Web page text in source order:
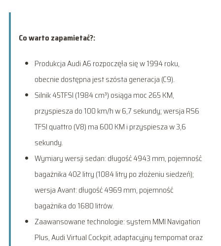
Co warto zapamietać?:
Produkcja Audi A6 rozpoczęła się w 1994 roku,
obecnie dostępna jest szósta generacja (C9).
Silnik 45TFSI (1984 cm³) osiąga moc 265 KM,
przyspiesza do 100 km/h w 6,7 sekundy; wersja RS6
TFSI quattro (V8) ma 600 KM i przyspiesza w 3,6
sekundy.
Wymiary wersji sedan: długość 4943 mm, pojemność
bagażnika 402 litry (1084 litry po złożeniu siedzeń);
wersja Avant: długość 4969 mm, pojemność
bagażnika do 1680 litrów.
Zaawansowane technologie: system MMI Navigation
Plus, Audi Virtual Cockpit, adaptacyjny tempomat oraz